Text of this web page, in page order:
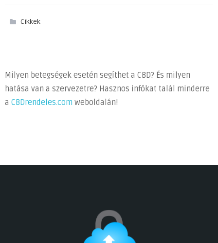
Cikkek
Milyen betegségek esetén segíthet a CBD? És milyen
hatása van a szervezetre? Hasznos infókat talál minderre
a CBDrendeles.com weboldalán!